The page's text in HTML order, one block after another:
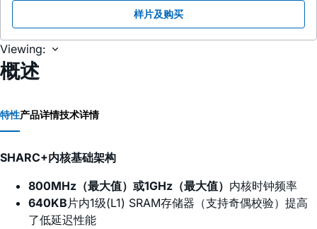
样片及购买
Viewing:
概述
特性产品详情技术详情
SHARC+内核基础架构
800MHz（最大值）或1GHz（最大值） 内核时钟频率
640KB片内1级(L1) SRAM存储器（支持奇偶校验）提高
了低延迟性能